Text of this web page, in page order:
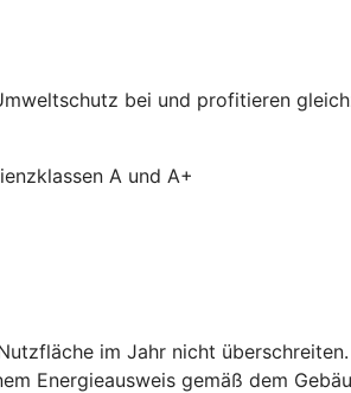
bei und profitieren
A und A+
im Jahr nicht überschreiten.
Energieausweis gemäß dem